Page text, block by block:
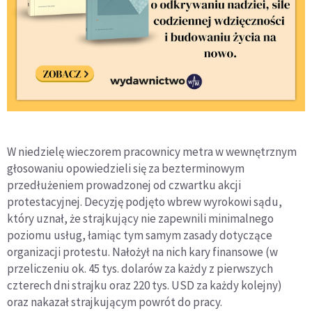
W niedzielę wieczorem pracownicy metra w wewnętrznym
głosowaniu opowiedzieli się za bezterminowym
przedłużeniem prowadzonej od czwartku akcji
protestacyjnej. Decyzję podjęto wbrew wyrokowi sądu,
który uznał, że strajkujący nie zapewnili minimalnego
poziomu usług, łamiąc tym samym zasady dotyczące
organizacji protestu. Nałożył na nich kary finansowe (w
przeliczeniu ok. 45 tys. dolarów za każdy z pierwszych
czterech dni strajku oraz 220 tys. USD za każdy kolejny)
oraz nakazał strajkującym powrót do pracy.